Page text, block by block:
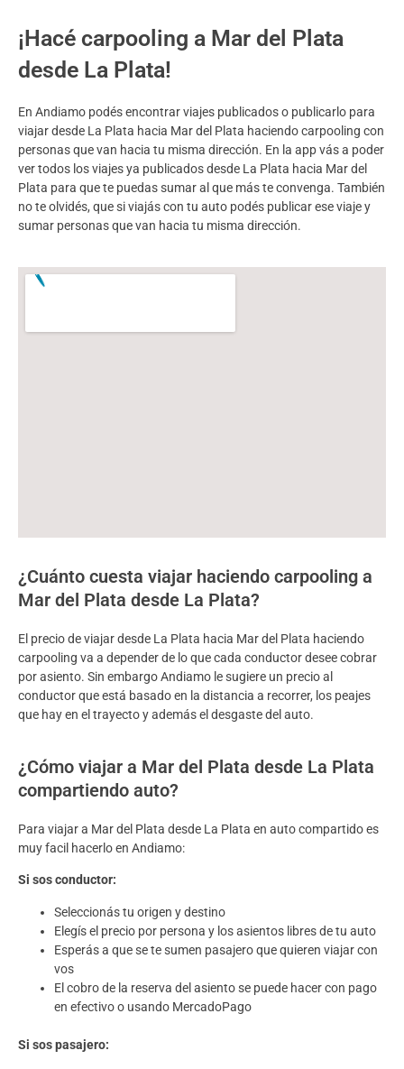
¡Hacé carpooling a Mar del Plata
desde La Plata!
En Andiamo podés encontrar viajes publicados o publicarlo para
viajar desde La Plata hacia Mar del Plata haciendo carpooling con
personas que van hacia tu misma dirección. En la app vás a poder
ver todos los viajes ya publicados desde La Plata hacia Mar del
Plata para que te puedas sumar al que más te convenga. También
no te olvidés, que si viajás con tu auto podés publicar ese viaje y
sumar personas que van hacia tu misma dirección.
¿Cuánto cuesta viajar haciendo carpooling a
Mar del Plata desde La Plata?
El precio de viajar desde La Plata hacia Mar del Plata haciendo
carpooling va a depender de lo que cada conductor desee cobrar
por asiento. Sin embargo Andiamo le sugiere un precio al
conductor que está basado en la distancia a recorrer, los peajes
que hay en el trayecto y además el desgaste del auto.
¿Cómo viajar a Mar del Plata desde La Plata
compartiendo auto?
Para viajar a Mar del Plata desde La Plata en auto compartido es
muy facil hacerlo en Andiamo:
Si sos conductor:
Seleccionás tu origen y destino
Elegís el precio por persona y los asientos libres de tu auto
Esperás a que se te sumen pasajero que quieren viajar con
vos
El cobro de la reserva del asiento se puede hacer con pago
en efectivo o usando MercadoPago
Si sos pasajero: